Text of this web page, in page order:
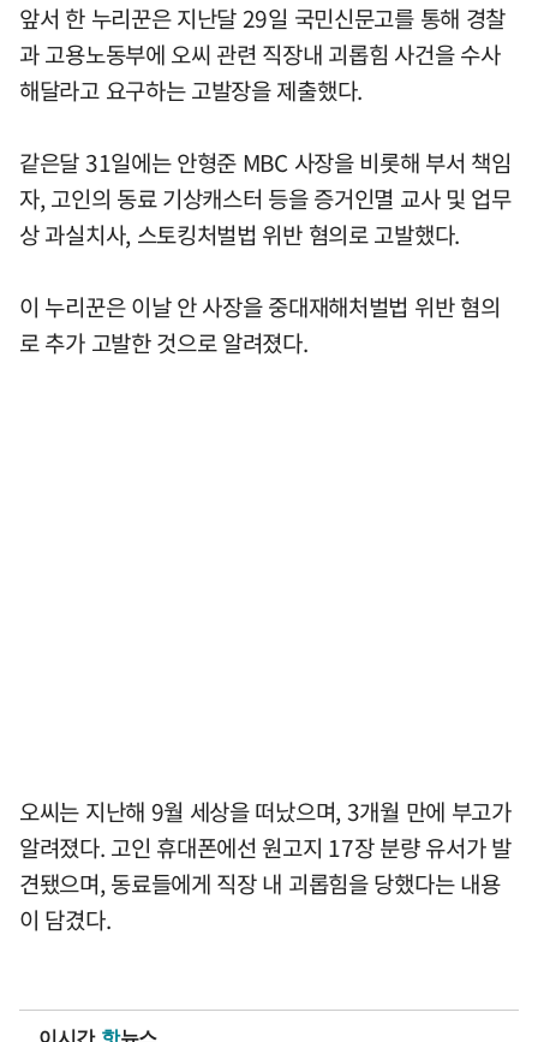
앞서 한 누리꾼은 지난달 29일 국민신문고를 통해 경찰
과 고용노동부에 오씨 관련 직장내 괴롭힘 사건을 수사
해달라고 요구하는 고발장을 제출했다.
같은달 31일에는 안형준 MBC 사장을 비롯해 부서 책임
자, 고인의 동료 기상캐스터 등을 증거인멸 교사 및 업무
상 과실치사, 스토킹처벌법 위반 혐의로 고발했다.
이 누리꾼은 이날 안 사장을 중대재해처벌법 위반 혐의
로 추가 고발한 것으로 알려졌다.
오씨는 지난해 9월 세상을 떠났으며, 3개월 만에 부고가
알려졌다. 고인 휴대폰에선 원고지 17장 분량 유서가 발
견됐으며, 동료들에게 직장 내 괴롭힘을 당했다는 내용
이 담겼다.